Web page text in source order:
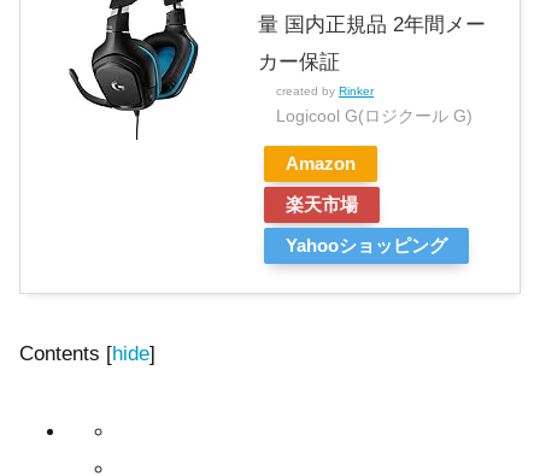
量 国内正規品 2年間メー
カー保証
created by Rinker
Logicool G(ロジクール G)
Amazon
楽天市場
Yahooショッピング
Contents [hide]